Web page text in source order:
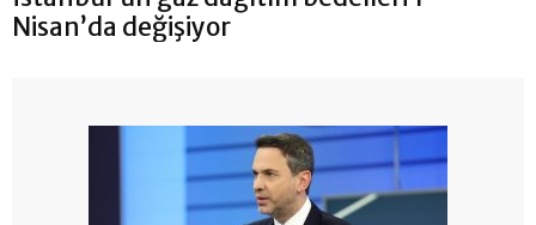
Nisan’da değişiyor